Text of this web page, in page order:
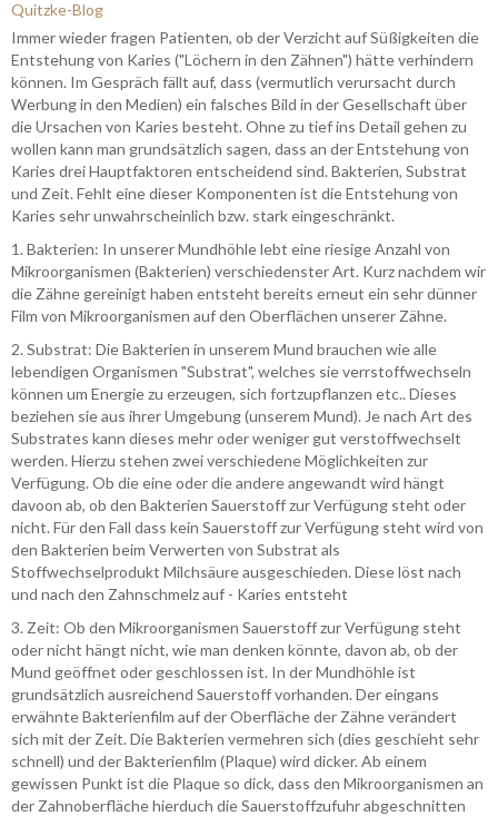
Quitzke-Blog
Immer wieder fragen Patienten, ob der Verzicht auf Süßigkeiten die
Entstehung von Karies ("Löchern in den Zähnen") hätte verhindern
können. Im Gespräch fällt auf, dass (vermutlich verursacht durch
Werbung in den Medien) ein falsches Bild in der Gesellschaft über
die Ursachen von Karies besteht. Ohne zu tief ins Detail gehen zu
wollen kann man grundsätzlich sagen, dass an der Entstehung von
Karies drei Hauptfaktoren entscheidend sind. Bakterien, Substrat
und Zeit. Fehlt eine dieser Komponenten ist die Entstehung von
Karies sehr unwahrscheinlich bzw. stark eingeschränkt.
1. Bakterien: In unserer Mundhöhle lebt eine riesige Anzahl von
Mikroorganismen (Bakterien) verschiedenster Art. Kurz nachdem wir
die Zähne gereinigt haben entsteht bereits erneut ein sehr dünner
Film von Mikroorganismen auf den Oberflächen unserer Zähne.
2. Substrat: Die Bakterien in unserem Mund brauchen wie alle
lebendigen Organismen "Substrat", welches sie verrstoffwechseln
können um Energie zu erzeugen, sich fortzupflanzen etc.. Dieses
beziehen sie aus ihrer Umgebung (unserem Mund). Je nach Art des
Substrates kann dieses mehr oder weniger gut verstoffwechselt
werden. Hierzu stehen zwei verschiedene Möglichkeiten zur
Verfügung. Ob die eine oder die andere angewandt wird hängt
davoon ab, ob den Bakterien Sauerstoff zur Verfügung steht oder
nicht. Für den Fall dass kein Sauerstoff zur Verfügung steht wird von
den Bakterien beim Verwerten von Substrat als
Stoffwechselprodukt Milchsäure ausgeschieden. Diese löst nach
und nach den Zahnschmelz auf - Karies entsteht
3. Zeit: Ob den Mikroorganismen Sauerstoff zur Verfügung steht
oder nicht hängt nicht, wie man denken könnte, davon ab, ob der
Mund geöffnet oder geschlossen ist. In der Mundhöhle ist
grundsätzlich ausreichend Sauerstoff vorhanden. Der eingans
erwähnte Bakterienfilm auf der Oberfläche der Zähne verändert
sich mit der Zeit. Die Bakterien vermehren sich (dies geschieht sehr
schnell) und der Bakterienfilm (Plaque) wird dicker. Ab einem
gewissen Punkt ist die Plaque so dick, dass den Mikroorganismen an
der Zahnoberfläche hierduch die Sauerstoffzufuhr abgeschnitten